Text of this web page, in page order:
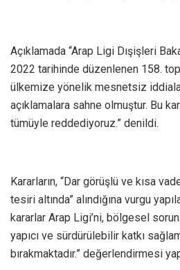
Açıklamada “Arap Ligi Dışişleri
2022 tarihinde düzenlenen 158.
ülkemize yönelik mesnetsiz
açıklamalara sahne olmuştur. Bu
tümüyle reddediyoruz.” denildi.
Kararların, “Dar görüşlü ve kısa
tesiri altında” alındığına vurgu
kararlar Arap Ligi’ni, bölgesel
yapıcı ve sürdürülebilir katkı
bırakmaktadır.” değerlendirmesi